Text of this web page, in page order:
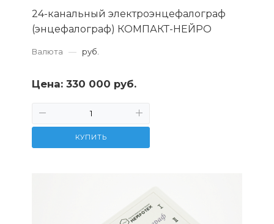
24-канальный электроэнцефалограф
(энцефалограф) КОМПАКТ-НЕЙРО
Валюта — руб.
Цена: 330 000 руб.
КУПИТЬ